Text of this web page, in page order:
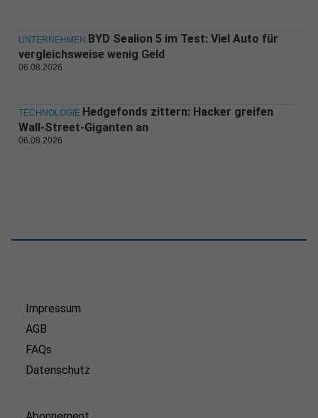
UNTERNEHMEN BYD Sealion 5 im Test: Viel Auto für
vergleichsweise wenig Geld
06.08.2026
TECHNOLOGIE Hedgefonds zittern: Hacker greifen
Wall-Street-Giganten an
06.08.2026
Impressum
AGB
FAQs
Datenschutz